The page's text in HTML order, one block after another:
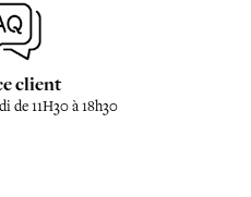
client
de 11H30 à 18h30